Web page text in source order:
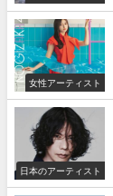
女性アーティスト
日本のアーティスト